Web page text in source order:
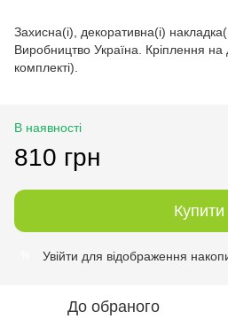
Захисна(і), декоративна(і)
Виробництво Україна. Кріплення на
комплекті).
В наявності
810 грн
Купити
Увійти для відображення
До обраного